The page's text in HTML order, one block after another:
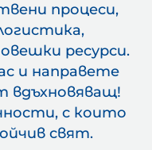
процеси,
ресурси.
и направете
вдъхновяващ!
с които
свят.